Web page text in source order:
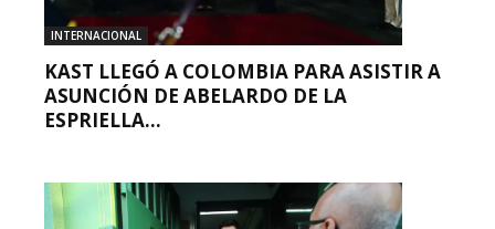
INTERNACIONAL
KAST LLEGÓ A COLOMBIA PARA ASISTIR A
ASUNCIÓN DE ABELARDO DE LA
ESPRIELLA...